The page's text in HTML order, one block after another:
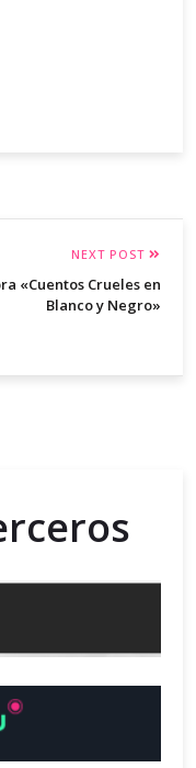
NEXT POST
«Cuentos Crueles en
Blanco y Negro»